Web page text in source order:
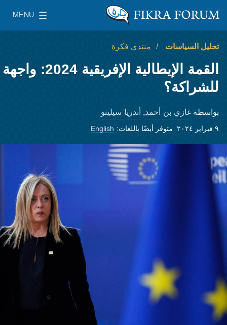
معهد واشنطن لسياسات الشرق الأدنى
MENU
Main Menu
تحليل السياسات منتدى فكرة
القمة الإيطالية الإفريقية 2024: واجهة
للشراكة؟
بواسطة غازي بن أحمد, أندريا سيلينو
٩ فبراير ٢٠٢٤ متوفر أيضًا باللغات: English